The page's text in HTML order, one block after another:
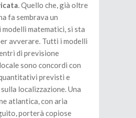
. Quello che, già oltre
fa sembrava un
matematici, si sta
avverare. Tutti i modelli
di previsione
sono concordi con
previsti e
localizzazione. Una
atlantica, con aria
porterà copiose